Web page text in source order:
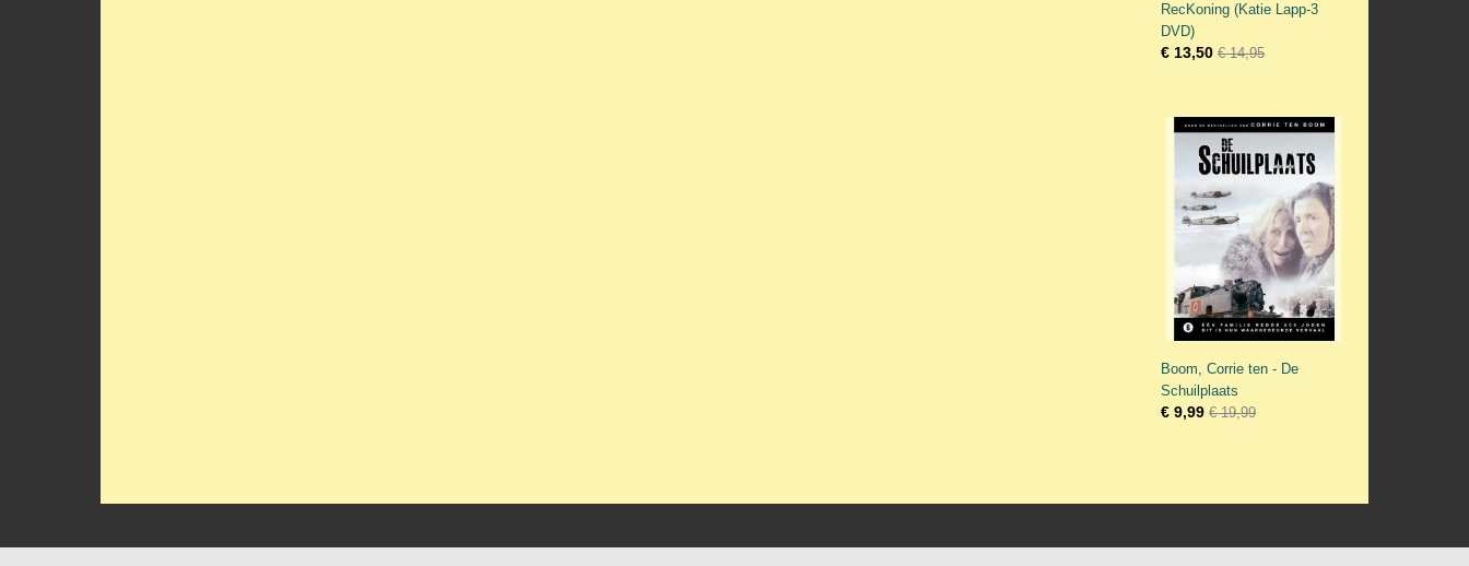
RecKoning (Katie Lapp-3
DVD)
€ 13,50 € 14,95
Boom, Corrie ten - De
Schuilplaats
€ 9,99 € 19,99